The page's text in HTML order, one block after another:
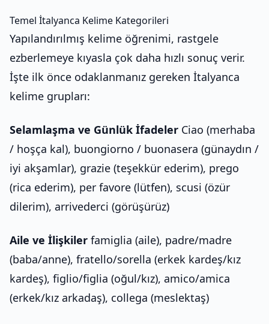
Temel İtalyanca Kelime Kategorileri
Yapılandırılmış kelime öğrenimi, rastgele
ezberlemeye kıyasla çok daha hızlı sonuç verir.
İşte ilk önce odaklanmanız gereken İtalyanca
kelime grupları:
Selamlaşma ve Günlük İfadeler Ciao (merhaba
/ hoşça kal), buongiorno / buonasera (günaydın /
iyi akşamlar), grazie (teşekkür ederim), prego
(rica ederim), per favore (lütfen), scusi (özür
dilerim), arrivederci (görüşürüz)
Aile ve İlişkiler famiglia (aile), padre/madre
(baba/anne), fratello/sorella (erkek kardeş/kız
kardeş), figlio/figlia (oğul/kız), amico/amica
(erkek/kız arkadaş), collega (meslektaş)